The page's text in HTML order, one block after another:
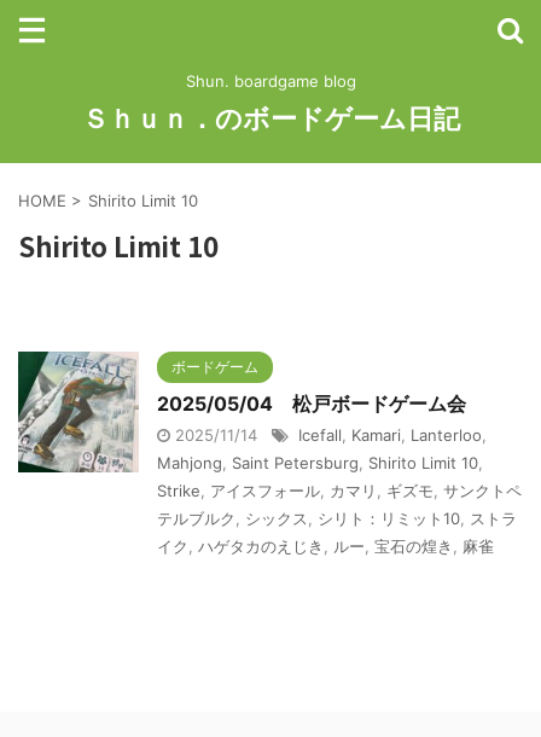
Shun. boardgame blog
Ｓｈｕｎ．のボードゲーム日記
HOME > Shirito Limit 10
Shirito Limit 10
ボードゲーム
2025/05/04 松戸ボードゲーム会
2025/11/14 Icefall Kamari Lanterloo
Mahjong
Saint Petersburg Shirito Limit 10
Strike
アイスフォール カマリ ギズモ サンクトペ
テルブルク
シックス シリト：リミット10
ストラ
イク
ハゲタカのえじき ルー 宝石の煌き 麻雀